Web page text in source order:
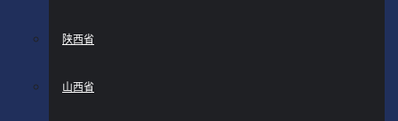
陕西省
山西省